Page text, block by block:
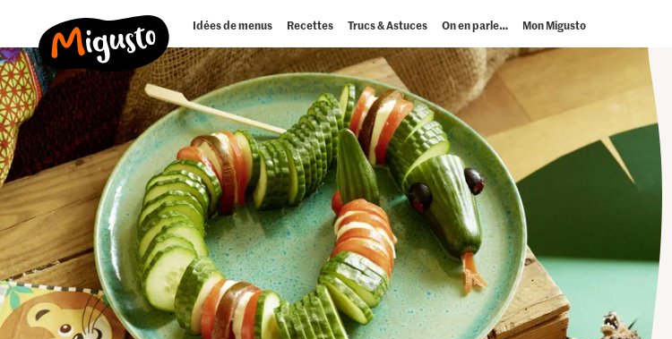
Idées de menus Recettes Trucs & Astuces On en parle… Mon Migusto